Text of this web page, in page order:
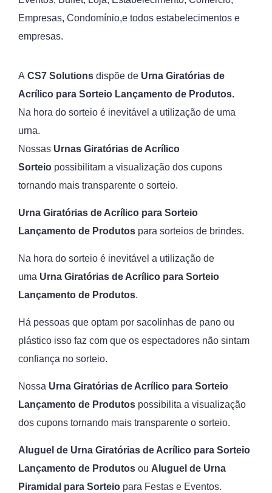
Empresas, Condomínio,e todos estabelecimentos e
empresas.
A CS7 Solutions dispõe de Urna Giratórias de
Acrílico para Sorteio Lançamento de Produtos.
Na hora do sorteio é inevitável a utilização de uma
urna.
Nossas Urnas Giratórias de Acrílico
Sorteio possibilitam a visualização dos cupons
tornando mais transparente o sorteio.
Urna Giratórias de Acrílico para Sorteio
Lançamento de Produtos para sorteios de brindes.
Na hora do sorteio é inevitável a utilização de
uma Urna Giratórias de Acrílico para Sorteio
Lançamento de Produtos.
Há pessoas que optam por sacolinhas de pano ou
plástico isso faz com que os espectadores não sintam
confiança no sorteio.
Nossa Urna Giratórias de Acrílico para Sorteio
Lançamento de Produtos possibilita a visualização
dos cupons tornando mais transparente o sorteio.
Aluguel de Urna Giratórias de Acrílico para Sorteio
Lançamento de Produtos ou Aluguel de Urna
Piramidal para Sorteio para Festas e Eventos.